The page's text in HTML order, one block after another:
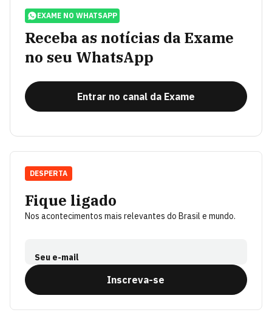
EXAME NO WHATSAPP
Receba as notícias da Exame
no seu WhatsApp
Entrar no canal da Exame
Fique ligado
Nos acontecimentos mais relevantes do Brasil e mundo.
Seu e-mail
Inscreva-se
DESPERTA